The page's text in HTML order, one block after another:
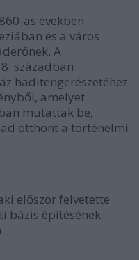
as években
és a város
A
században
haditengerészetéhez
amelyet
mutattak be,
otthont a történelmi
először felvetette
bázis építésének